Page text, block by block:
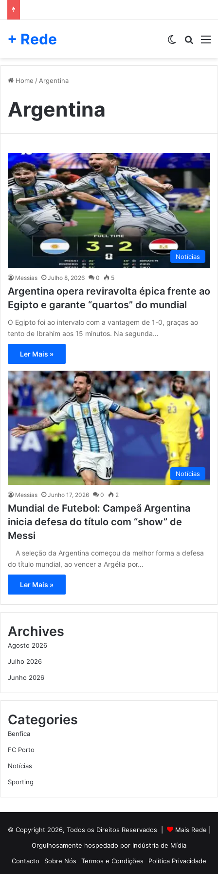
+ Rede Switch skin
Home / Argentina
Argentina
Notícias
Messias Julho 8, 2026 0 5
Argentina opera reviravolta épica frente ao
Egipto e garante “quartos” do mundial
O Egipto foi ao intervalo com a vantagem de 1-0, graças ao
tento de Ibrahim aos 15 minutos. Na segunda…
Ler Mais »
Notícias
Messias Junho 17, 2026 0 2
Mundial de Futebol: Campeã Argentina
inicia defesa do título com “show” de
Messi
A seleção da Argentina começou da melhor forma a defesa
do título mundial, ao vencer a Argélia por…
Ler Mais »
Archives
Agosto 2026
Julho 2026
Junho 2026
Categories
Benfica
FC Porto
Notícias
Sporting
© Copyright 2026, Todos os Direitos Reservados | Mais Rede
Orgulhosamente hospedado por Indústria de Mídia
Contacto
Sobre Nós Termos e Condições Política Privacidade